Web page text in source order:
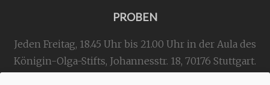
PROBEN
Jeden Freitag, 18.45 Uhr bis 21.00 Uhr in der Aula des
Königin-Olga-Stifts, Johannesstr. 18, 70176 Stuttgart.